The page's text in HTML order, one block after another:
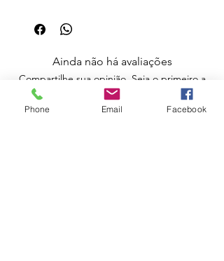
Ainda não há avaliações
Compartilhe sua opinião. Seja o primeiro a
deixar uma avaliação.
Phone Email Facebook